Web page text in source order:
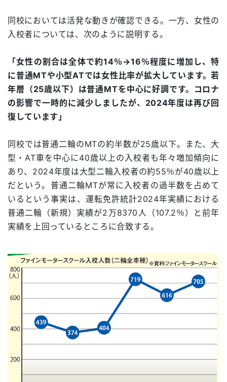
同校においては活発な動きが確認できる。一方、女性の
入校者については、次のように説明する。
「女性の割合は全体で約14％→16％程度に増加し、特
に普通MTや小型ATでは女性比率が拡大しています。若
年層（25歳以下）は普通MTを中心に好調です。コロナ
の影響で一時的に減少しましたが、2024年度は再び回
復しています」
同校では普通二輪のMTの約半数が25歳以下。また、大
型・AT車を中心に40歳以上の入校者も年々増加傾向に
あり、2024年度は大型二輪入校者の約55％が40歳以上
だという。普通二輪MTが常に入校者の過半数を占めて
いるという事実は、運転免許統計2024年実績における
普通二輪（新規）実績が2万8370人（107.2％）と前年
実績を上回っているところに合致する。